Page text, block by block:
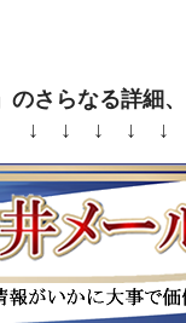
のさらなる詳細
↓ ↓ ↓ ↓ ↓